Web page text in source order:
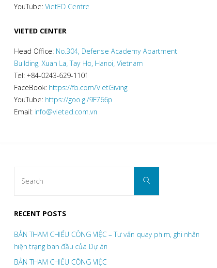
YouTube: VietED Centre
VIETED CENTER
Head Office: No.304, Defense Academy Apartment
Building, Xuan La, Tay Ho, Hanoi, Vietnam
Tel: +84-0243-629-1101
FaceBook: https://fb.com/VietGiving
YouTube:https://goo.gl/9F766p
Email: info@vieted.com.vn
Search
RECENT POSTS
BẢN THAM CHIẾU CÔNG VIỆC – Tư vấn quay phim, ghi nhân
hiện trạng ban đầu của Dự án
BẢN THAM CHIẾU CÔNG VIỆC